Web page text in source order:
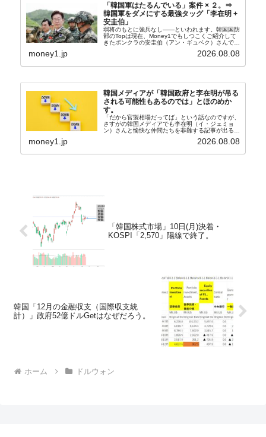
「韓国軍はたるんでいる」案件 × ２。⇒
韓国軍をダメにする最強タッグ「李在明 +
安圭伯」
弱将のもとに強兵なし――といわれます。韓国国防
部のTopは現在、Money1でもしつこくご紹介して
きたボンクラの安圭伯（アン・ギュベク）さんで
さんと「韓国初の文官上がり」の国防部長官安圭伯
money1.jp 2026.08.08
韓国メディアが「韓国政府と李在明が吊る
される可能性もあるのでは」とほのめか
す。
「だから官製相場だってば」という話なのですが、
さすがの韓国メディアでも李在明（イ・ジェミョ
ン）さんと愉快な仲間たちを非難する記事が出るよ
うになっています。もちろん株価の暴落についてで
『朝鮮日報』に面白い記事が出ています。「東西南
money1.jp 2026.08.08
「韓国株式市場」10日(月)決着・
KOSPI「2,570」陽線で終了。
韓国「12月の金融収支（国際収支統
計）」政府52億ドルGetはなぜだろう。
ホーム ドルウォン